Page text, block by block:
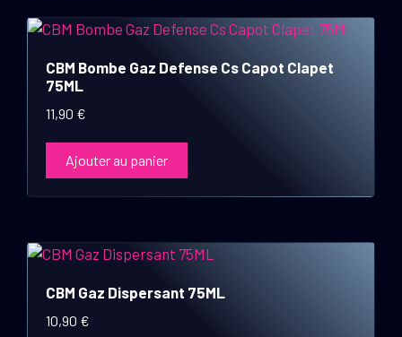
CBM Bombe Gaz Defense Cs Capot Clapet
75ML
11,90 €
Ajouter au panier
CBM Gaz Dispersant 75ML
10,90 €